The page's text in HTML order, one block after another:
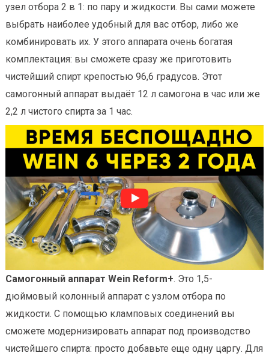
узел отбора 2 в 1: по пару и жидкости. Вы сами можете
выбрать наиболее удобный для вас отбор, либо же
комбинировать их. У этого аппарата очень богатая
комплектация: вы сможете сразу же приготовить
чистейший спирт крепостью 96,6 градусов. Этот
самогонный аппарат выдаёт 12 л самогона в час или же
2,2 л чистого спирта за 1 час.
Самогонный аппарат Wein Reform+. Это 1,5-
дюймовый колонный аппарат с узлом отбора по
жидкости. С помощью кламповых соединений вы
сможете модернизировать аппарат под производство
чистейшего спирта: просто добавьте еще одну царгу. Для